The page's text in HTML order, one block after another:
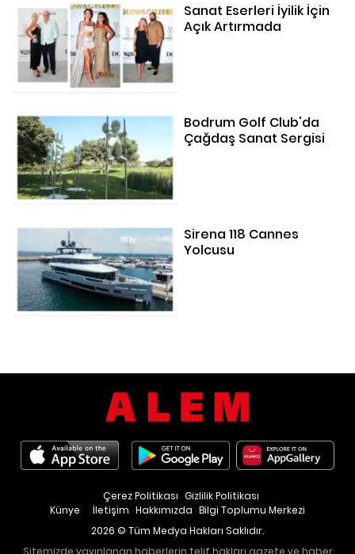
Sanat Eserleri İyilik İçin
Açık Artırmada
Bodrum Golf Club'da
Çağdaş Sanat Sergisi
Sirena 118 Cannes
Yolcusu
Künye İletişim Hakkımızda Bilgi Toplumu Merkezi
Çerez Politikası Gizlilik Politikası
2026 © Tüm Medya Hakları Saklıdır.
Sitemizde yayınlanan haberlerin telif hakları gazete ve haber